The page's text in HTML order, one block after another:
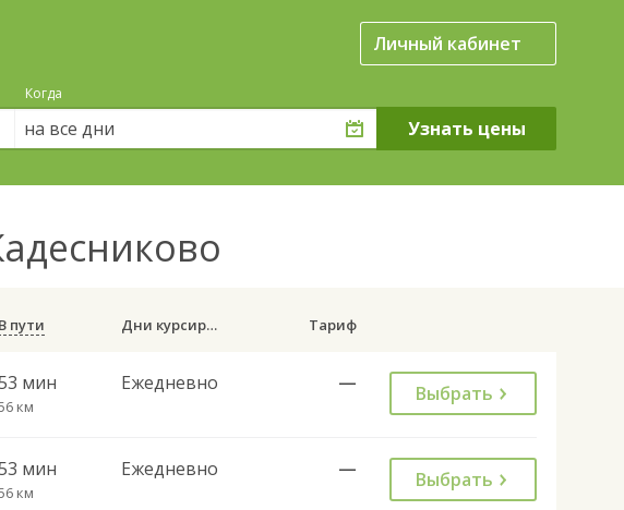
Личный кабинет
Когда
на все дни
В пути Дни курсирования Тариф
мин
км
Ежедневно — Выбрать
мин
км
Ежедневно — Выбрать